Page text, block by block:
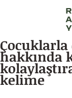
hakkında
kelime